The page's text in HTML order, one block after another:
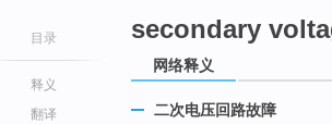
目录
释义
翻译
secondary
网络释义
二次电压回路故障